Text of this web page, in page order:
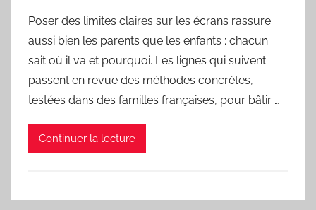
Poser des limites claires sur les écrans rassure
aussi bien les parents que les enfants : chacun
sait où il va et pourquoi. Les lignes qui suivent
passent en revue des méthodes concrètes,
testées dans des familles françaises, pour bâtir …
Continuer la lecture